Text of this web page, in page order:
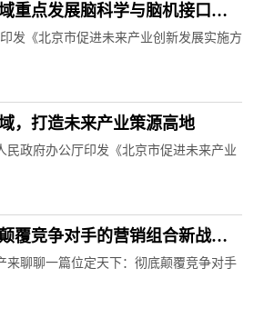
重点发展脑科学与脑机接口等
发《北京市促进未来产业创新发展实施方
，打造未来产业策源高地
民政府办公厅印发《北京市促进未来产业
覆竞争对手的营销组合新战略
底颠覆竞争对手的营销组合新
来聊聊一篇位定天下：彻底颠覆竞争对手